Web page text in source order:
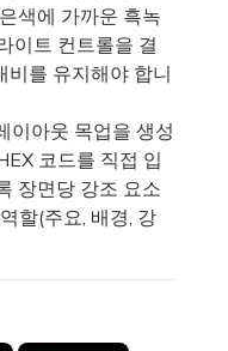
색에 가까운 흑녹
이트 컨트롤을 결
비를 유지해야 합니
아웃 목업을 생성
코드를 직접 입
장면당 강조 요소
할(주요, 배경, 강